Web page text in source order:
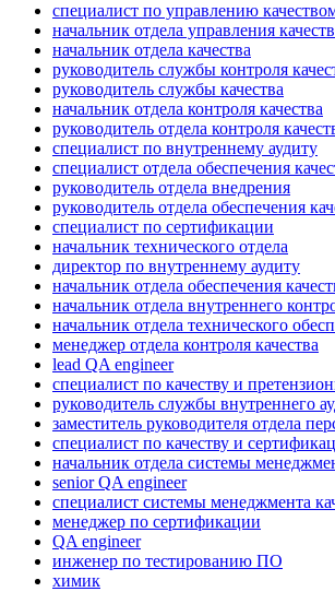
специалист по управлению
начальник отдела управления
начальник отдела качества
руководитель службы контроля
руководитель службы качества
начальник отдела контроля качества
руководитель отдела контроля
специалист по внутреннему аудиту
специалист отдела обеспечения
руководитель отдела внедрения
руководитель отдела обеспечения
специалист по сертификации
начальник технического отдела
директор по внутреннему аудиту
начальник отдела обеспечения
начальник отдела внутреннего
начальник отдела технического
менеджер отдела контроля качества
lead QA engineer
специалист по качеству и
руководитель службы внутреннего
заместитель руководителя отдела
специалист по качеству и
начальник отдела системы
senior QA engineer
специалист системы менеджмента
менеджер по сертификации
QA engineer
инженер по тестированию ПО
химик